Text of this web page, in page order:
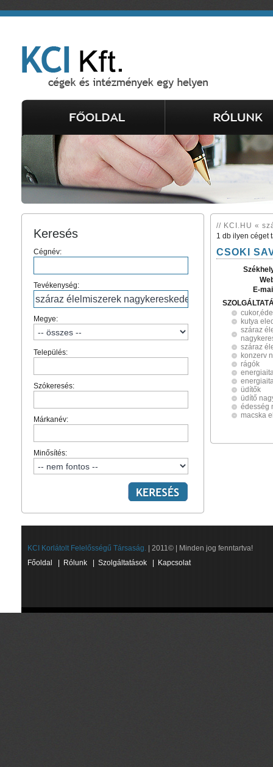
Keresés
Cégnév:
Tevékenység:
Megye:
Település:
Szókeresés:
Márkanév:
Minősítés:
// KCI.HU «
1 db ilyen céget
CSOKI
E-
kutya
száraz
száraz
konzerv
rágók
üdítők
üdítő
édesség
macska
KCI Korlátolt Felelősségű Társaság. | 2011© | Minden jog fenntartva!
Főoldal
Rólunk Szolgáltatások Kapcsolat